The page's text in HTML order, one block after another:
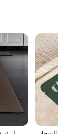
to stains
of daily use.
The mat's